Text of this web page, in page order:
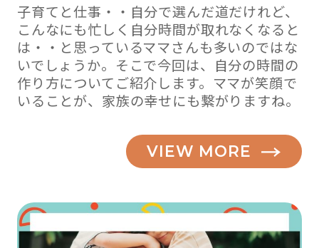
子育てと仕事・・自分で選んだ道だけれど、
こんなにも忙しく自分時間が取れなくなると
は・・と思っているママさんも多いのではな
いでしょうか。そこで今回は、自分の時間の
作り方についてご紹介します。ママが笑顔で
いることが、家族の幸せにも繋がりますね。
VIEW MORE